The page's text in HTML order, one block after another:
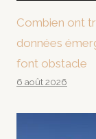
Combien ont
données
font obstacle
6 août 2026